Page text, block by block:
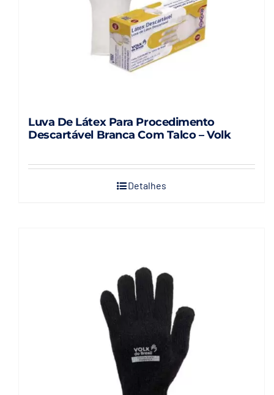
Luva De Látex Para Procedimento
Descartável Branca Com Talco – Volk
Detalhes